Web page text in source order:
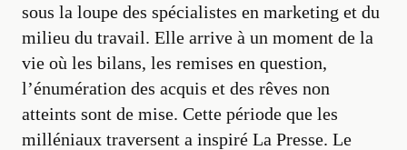
sous la loupe des spécialistes en marketing et du
milieu du travail. Elle arrive à un moment de la
vie où les bilans, les remises en question,
l’énumération des acquis et des rêves non
atteints sont de mise. Cette période que les
milléniaux traversent a inspiré La Presse. Le